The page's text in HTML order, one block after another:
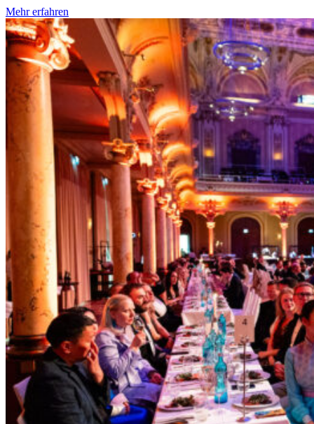
Mehr erfahren